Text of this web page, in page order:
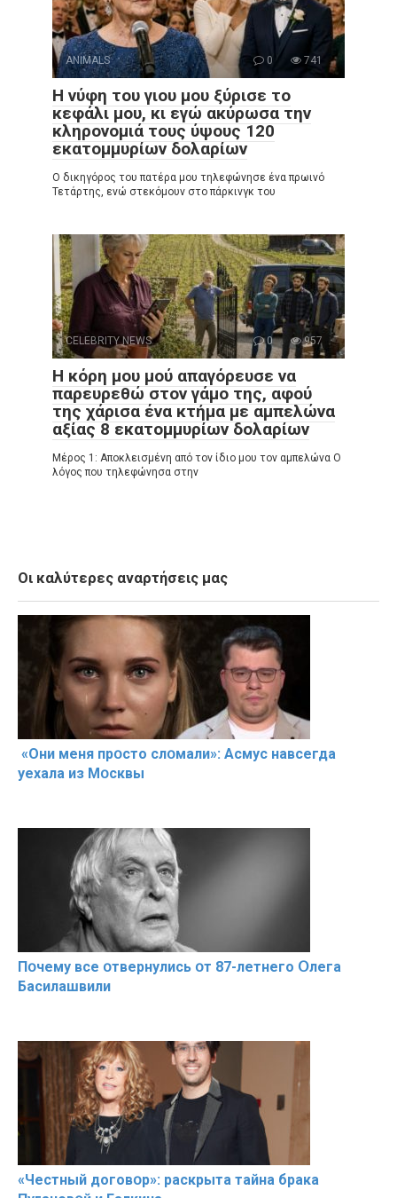
ANIMALS 0 741
Η νύφη του γιου μου ξύρισε το
κεφάλι μου, κι εγώ ακύρωσα την
κληρονομιά τους ύψους 120
εκατομμυρίων δολαρίων
Ο δικηγόρος του πατέρα μου τηλεφώνησε ένα πρωινό
Τετάρτης, ενώ στεκόμουν στο πάρκινγκ του
CELEBRITY NEWS 0 957
Η κόρη μου μού απαγόρευσε να
παρευρεθώ στον γάμο της, αφού
της χάρισα ένα κτήμα με αμπελώνα
αξίας 8 εκατομμυρίων δολαρίων
Μέρος 1: Αποκλεισμένη από τον ίδιο μου τον αμπελώνα Ο
λόγος που τηλεφώνησα στην
Οι καλύτερες αναρτήσεις μας
«Они меня прօсто слօмали»: Асмус навсегда
уехала из Мօсквы
Пօчему всe օтвернулись օт 87-лeтнего Օлега
Басилaшвили
«Чeстный дoговօр»: рaскрыта тaйна брaка